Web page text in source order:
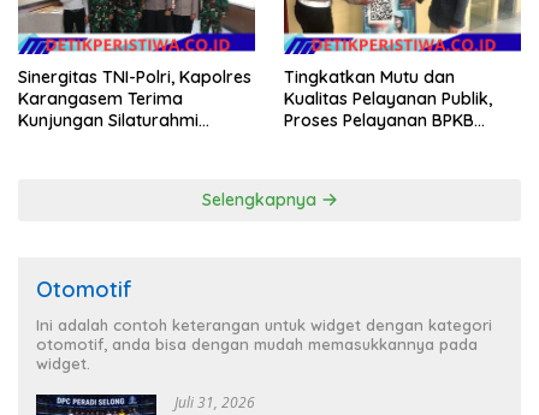
Sinergitas TNI-Polri, Kapolres
Karangasem Terima
Kunjungan Silaturahmi
Tingkatkan Mutu dan
Kualitas Pelayanan Publik,
Proses Pelayanan BPKB
Selengkapnya
Otomotif
Ini adalah contoh keterangan untuk widget dengan kategori
otomotif, anda bisa dengan mudah memasukkannya pada
widget.
Juli 31, 2026